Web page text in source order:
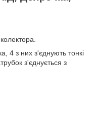
4 з них з'єднують тонкі
з'єднується з